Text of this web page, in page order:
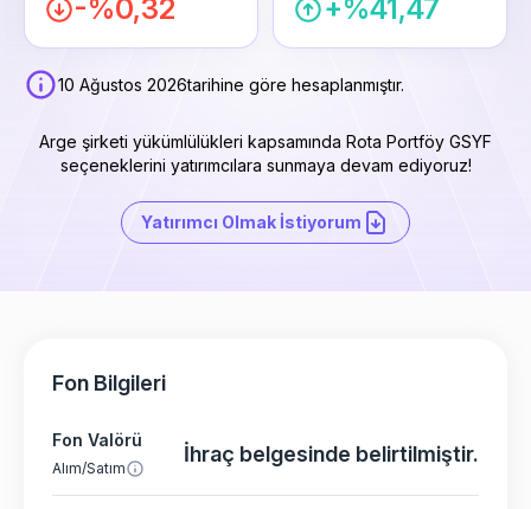
-%0,32 +%41,47
10 Ağustos 2026tarihine göre hesaplanmıştır.
Arge şirketi yükümlülükleri kapsamında Rota Portföy GSYF
seçeneklerini yatırımcılara sunmaya devam ediyoruz!
Yatırımcı Olmak İstiyorum
Fon Bilgileri
Fon Valörü
Alım/Satım
İhraç belgesinde belirtilmiştir.